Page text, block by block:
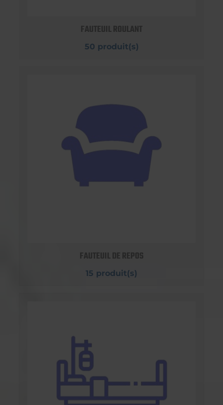
FAUTEUIL ROULANT
50 produit(s)
FAUTEUIL DE REPOS
15 produit(s)